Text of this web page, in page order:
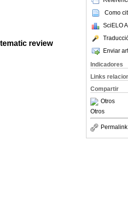
Como
SciELO
Enviar
Indicadores
Links
Compartir
Otros
Otros
Permalink
review